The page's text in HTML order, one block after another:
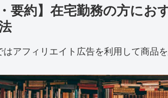
・要約】在宅勤務の方に
アフィリエイト広告を利用して商品を